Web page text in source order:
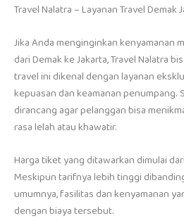
Travel Nalatra – Layanan Travel Demak
Jika Anda menginginkan kenyamanan
dari Demak ke Jakarta, Travel Nalatra
travel ini dikenal dengan layanan
kepuasan dan keamanan penumpang.
dirancang agar pelanggan bisa
rasa lelah atau khawatir.
Harga tiket yang ditawarkan dimulai
Meskipun tarifnya lebih tinggi
umumnya, fasilitas dan kenyamanan
dengan biaya tersebut.